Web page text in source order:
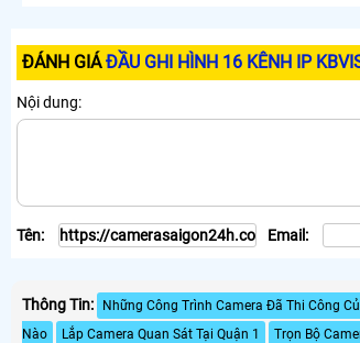
ĐÁNH GIÁĐẦU GHI HÌNH 16 KÊNH IP
Nội dung:
Tên: Email:
Thông Tin: Những Công Trình Camera Đã Thi Công
Nào
Lắp Camera Quan Sát Tại Quận 1 Trọn Bộ